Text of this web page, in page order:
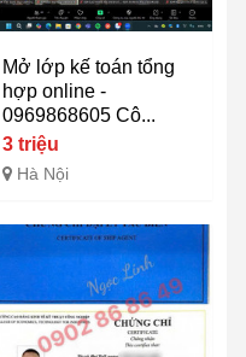
Mở lớp kế toán tổng
hợp online -
0969868605 Cô...
3 triệu
Hà Nội